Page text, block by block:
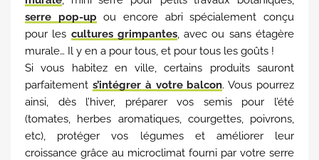
serre pop-up ou encore abri spécialement conçu
pour les cultures grimpantes, avec ou sans étagère
murale… Il y en a pour tous, et pour tous les goûts !
Si vous habitez en ville, certains produits sauront
parfaitement s’intégrer à votre balcon. Vous pourrez
ainsi, dès l’hiver, préparer vos semis pour l’été
(tomates, herbes aromatiques, courgettes, poivrons,
etc), protéger vos légumes et améliorer leur
croissance grâce au microclimat fourni par votre serre